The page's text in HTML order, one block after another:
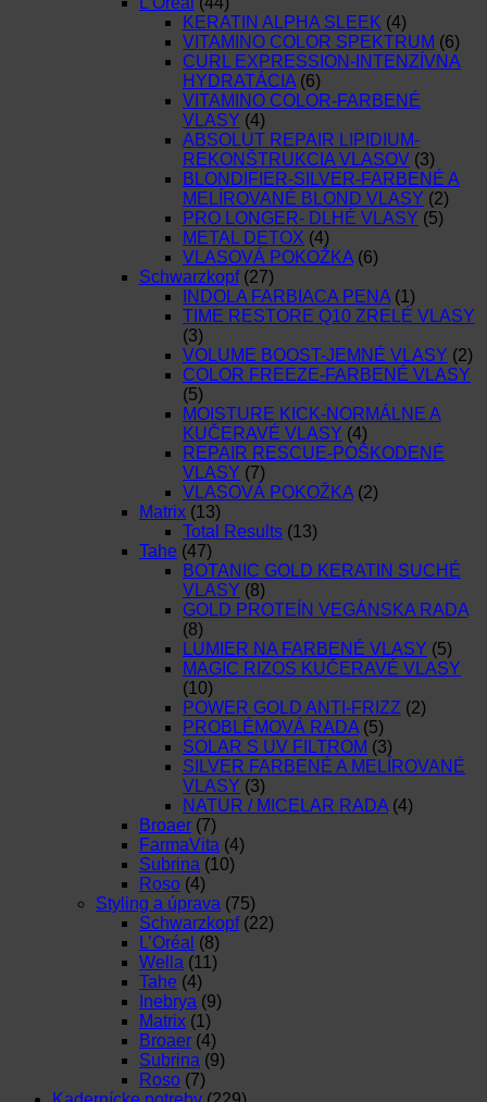
KERATIN ALPHA SLEEK (4)
VITAMINO COLOR SPEKTRUM (6)
CURL EXPRESSION-INTENZÍVNA
HYDRATÁCIA (6)
VITAMINO COLOR-FARBENÉ
VLASY (4)
ABSOLUT REPAIR LIPIDIUM-
REKONŠTRUKCIA VLASOV (3)
BLONDIFIER-SILVER-FARBENÉ A
MELÍROVANÉ BLOND VLASY (2)
PRO LONGER- DLHÉ VLASY (5)
METAL DETOX (4)
VLASOVÁ POKOŽKA (6)
Schwarzkopf (27)
INDOLA FARBIACA PENA (1)
TIME RESTORE Q10 ZRELÉ VLASY
(3)
VOLUME BOOST-JEMNÉ VLASY (2)
COLOR FREEZE-FARBENÉ VLASY
(5)
MOISTURE KICK-NORMÁLNE A
KUČERAVÉ VLASY (4)
REPAIR RESCUE-POŠKODENÉ
VLASY (7)
VLASOVÁ POKOŽKA (2)
Matrix (13)
Total Results (13)
Tahe (47)
BOTANIC GOLD KERATIN SUCHÉ
VLASY (8)
GOLD PROTEÍN VEGÁNSKA RADA
(8)
LUMIER NA FARBENÉ VLASY (5)
MAGIC RIZOS KUČERAVÉ VLASY
(10)
POWER GOLD ANTI-FRIZZ (2)
PROBLÉMOVÁ RADA (5)
SOLAR S UV FILTROM (3)
SILVER FARBENÉ A MELÍROVANÉ
VLASY (3)
NATUR / MICELAR RADA (4)
Broaer (7)
FarmaVita (4)
Subrina (10)
Roso (4)
Styling a úprava (75)
Schwarzkopf (22)
L’Oréal (8)
Wella (11)
Tahe (4)
Inebrya (9)
Matrix (1)
Broaer (4)
Subrina (9)
Roso (7)